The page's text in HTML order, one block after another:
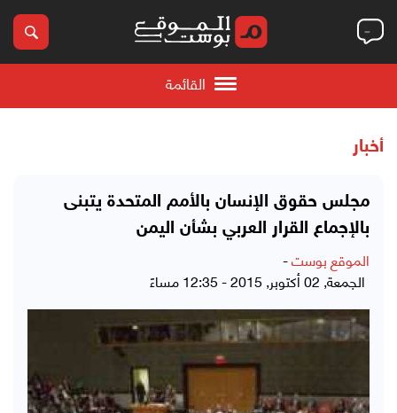
القائمة
أخبار
مجلس حقوق الإنسان بالأمم المتحدة يتبنى
بالإجماع القرار العربي بشأن اليمن
الموقع بوست-
الجمعة, 02 أكتوبر, 2015 - 12:35 مساءً